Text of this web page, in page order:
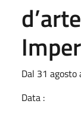
Dal 31
Data :